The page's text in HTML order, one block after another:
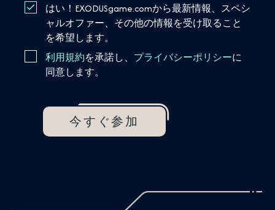
はい！EXODUSgame.comから最新情報、スペシ
ャルオファー、その他の情報を受け取ること
を希望します。
利用規約を承諾し、 プライバシーポリシーに
同意します。
今すぐ参加